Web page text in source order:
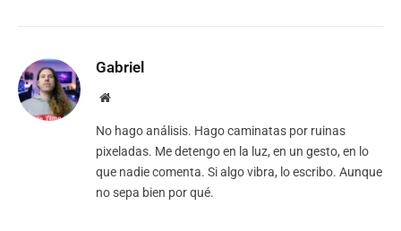
Gabriel
Website
No hago análisis. Hago caminatas por ruinas
pixeladas. Me detengo en la luz, en un gesto, en lo
que nadie comenta. Si algo vibra, lo escribo. Aunque
no sepa bien por qué.